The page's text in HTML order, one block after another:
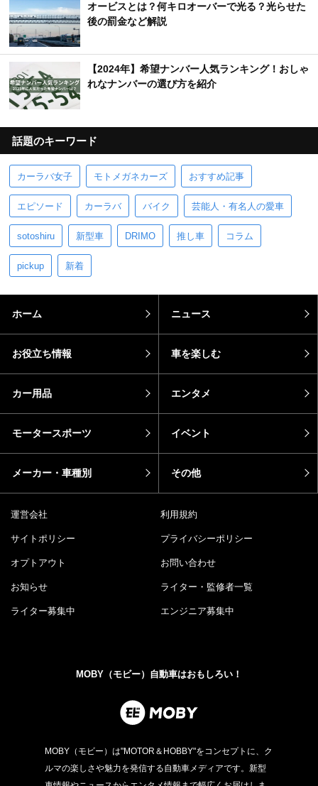
オービスとは？何キロオーバーで光る？光らせた
後の罰金など解説
【2024年】希望ナンバー人気ランキング！おしゃ
れなナンバーの選び方を紹介
話題のキーワード
カーラバ女子 モトメガネカーズ おすすめ記事
エピソード カーラバ バイク 芸能人・有名人の愛車
sotoshiru 新型車 DRIMO 推し車 コラム
pickup 新着
ホーム ニュース
お役立ち情報 車を楽しむ
カー用品 エンタメ
モータースポーツ イベント
メーカー・車種別 その他
運営会社 利用規約
サイトポリシー プライバシーポリシー
オプトアウト お問い合わせ
お知らせ ライター・監修者一覧
ライター募集中 エンジニア募集中
MOBY（モビー）自動車はおもしろい！
MOBY（モビー）は"MOTOR＆HOBBY"をコンセプトに、ク
ルマの楽しさや魅力を発信する自動車メディアです。新型